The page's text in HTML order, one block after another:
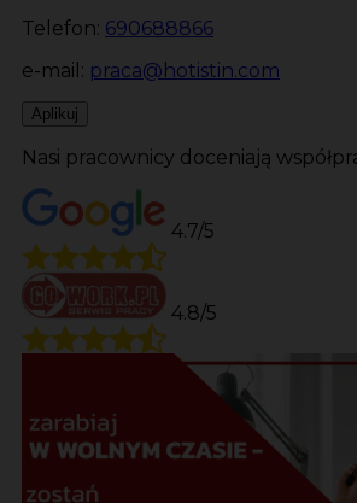
Telefon: 690688866
e-mail: praca@hotistin.com
Aplikuj
Nasi pracownicy doceniają
4.7/5
4.8/5